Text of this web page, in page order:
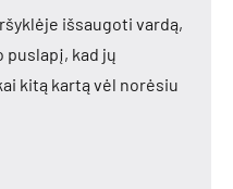
išsaugoti vardą,
puslapį, kad jų
kitą kartą vėl norėsiu